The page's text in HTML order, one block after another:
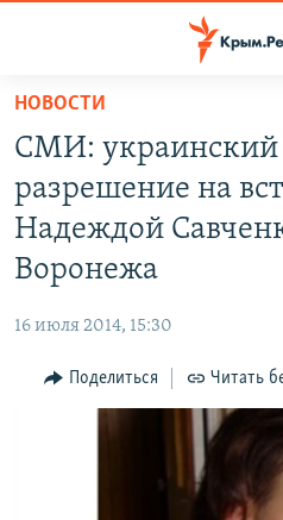
Вернуться
основному
содержанию
Вернутся
главной
Вернутся
поиску
СПЕЦПРОЕКТЫ
ВОДА
ИСТОРИЯ
ИНФОГРАФИКА
ТЕЛЕПРОЕКТ КРЫМ.РЕАЛИИ
СОВЕТЫ ПРАВОЗАЩИТНИКОВ
РАДІО СВОБОДА
КАК ОБОЙТИ БЛОКИРОВКУ
НОВОСТИ
СМИ: украинский
разрешение на
Надеждой
Воронежа
16 июля 2014, 15:30
Поделиться Читать